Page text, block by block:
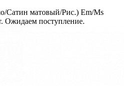
Сатин матовый/Рис.) Em/Ms
Ожидаем поступление.